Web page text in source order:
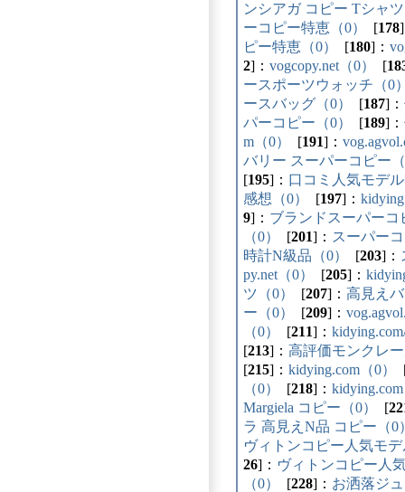
ンシアガ コピー Tシャ
ーコピー特恵（0）
[178
ピー特恵（0）
[180]：
2]： vogcopy.net（0） [
ースポーツウォッチ（0
ースバッグ（0）
[187]：
パーコピー（0）
[189]：
m（0）
[191]：
バリー スーパーコピー
[195]： 口コミ人気モデ
感想（0）
[197]：
9]： ブランドスーパーコ
（0）
[201]： スーパー
時計N級品（0）
[203]：
py.net（0）
[205]：
ツ（0）
[207]： 高見え
ー（0）
[209]：
（0）
[211]：
[213]： 高評価モンクレ
[215]： kidying.com（0）
（0）
[218]：
Margiela コピー（0）
[
ラ 高見えN品 コピー（0
ヴィトンコピー人気モ
26]： ヴィトンコピー人
（0）
[228]： お洒落ジ